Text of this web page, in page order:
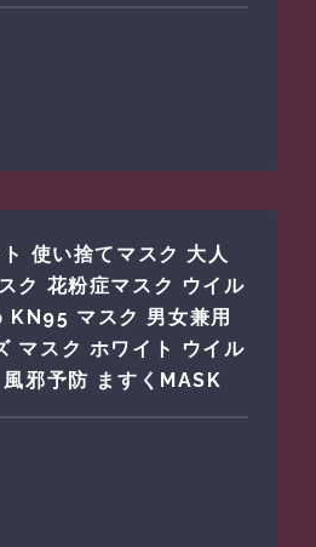
使い捨てマスク 大人
ク 花粉症マスク ウイル
KN95 マスク 男女兼用
マスク ホワイト ウイル
邪予防 ますくMASK